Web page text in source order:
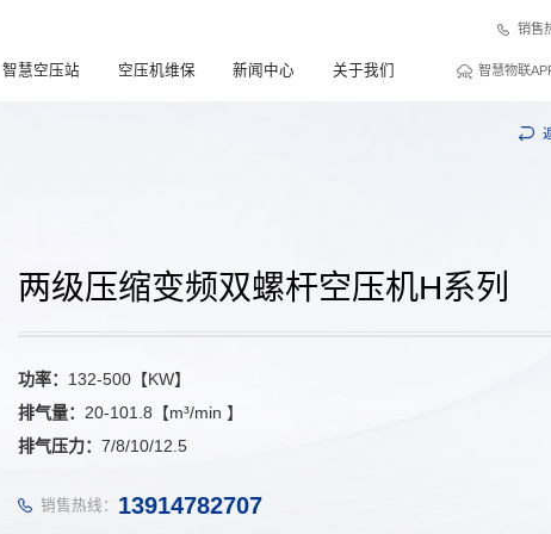
销售
智慧物联
智慧空压站 空压机维保 新闻中心 关于我们
两级压缩变频双螺杆空压机H系列
功率： 132-500【KW】
排气量： 20-101.8【m³/min 】
排气压力：7/8/10/12.5
销售热线： 13914782707